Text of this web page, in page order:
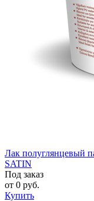
Лак полуглянцевый
SATIN
Под заказ
от 0 руб.
Купить